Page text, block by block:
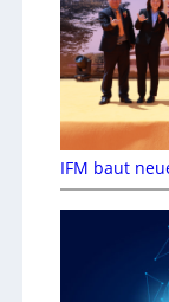
IFM baut